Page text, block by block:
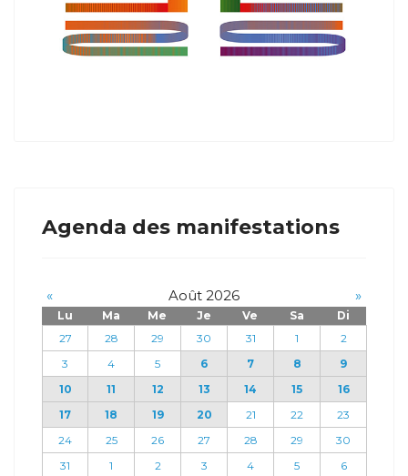
Agenda des manifestations
« Août 2026 »
Lu Ma Me Je Ve Sa
Di
27
28 29 30 31 1
2
3
4 5 6 7 8
9
10
11 12 13 14 15
16
17
18 19 20 21 22
23
24
25 26 27 28 29
30
31
1 2 3 4 5 6